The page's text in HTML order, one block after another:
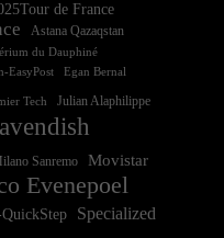
de France
Astana Qazaqstan
du Dauphiné
EasyPost Egan Bernal
Tech Julian Alaphilippe
Sanremo
Movistar
Evenepoel
Specialized